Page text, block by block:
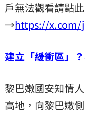
戶無法觀看請點此
→https://x.com/
建立「緩衝區」
黎巴嫩國安知情
高地，向黎巴嫩